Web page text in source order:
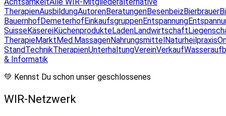
TherapienAusbildungAutorenBeratungenBesenbeizBierbrauer
BauernhofDemeterhofEinkaufsgruppenEntspannung
SuisseKäsereiKüchenprodukteLadenLandwirtschaft
TherapieMarktMed.MassagenNahrungsmittelNaturheilpraxis
StandTechnikTherapienUnterhaltungVereinVerkauf
& Informatik
💚 Kennst Du schon unser geschlossenes
WIR-Netzwerk